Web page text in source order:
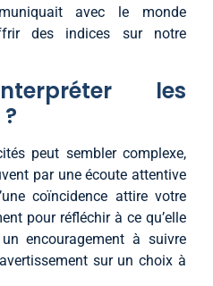
avec le monde
des indices sur notre
les
peut sembler complexe,
par une écoute attentive
coïncidence attire votre
pour réfléchir à ce qu’elle
encouragement à suivre
sur un choix à